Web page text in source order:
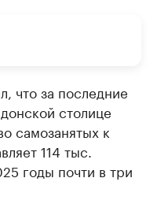
что за последние
столице
самозанятых к
114 тыс.
годы почти в три